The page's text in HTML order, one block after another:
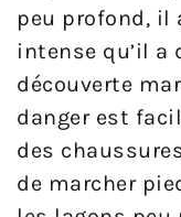
peu profond, il
intense qu’il a
découverte
danger est
des
de marcher